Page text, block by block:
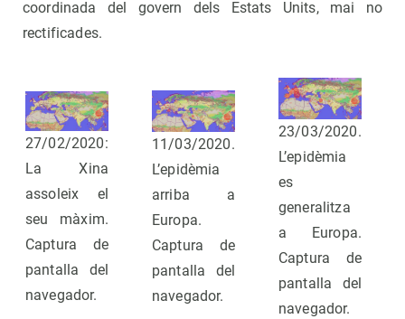
coordinada del govern dels Estats Units, mai no
rectificades.
27/02/2020:
La Xina
assoleix el
seu màxim.
Captura de
pantalla del
navegador.
11/03/2020.
L’epidèmia
arriba a
Europa.
Captura de
pantalla del
navegador.
23/03/2020.
L’epidèmia
es
generalitza
a Europa.
Captura de
pantalla del
navegador.